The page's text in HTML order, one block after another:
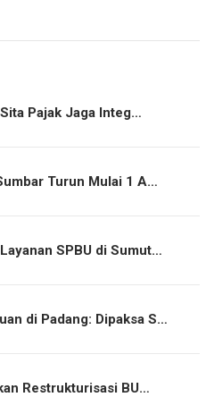
Pajak Jaga Integ…
Turun Mulai 1 A…
SPBU di Sumut…
di Padang: Dipaksa S…
Restrukturisasi BU…